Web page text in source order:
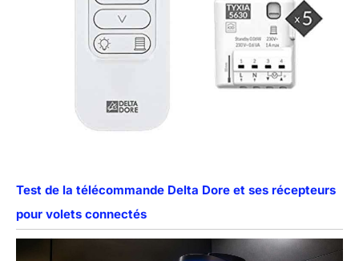
Test de la télécommande Delta Dore et ses récepteurs
pour volets connectés